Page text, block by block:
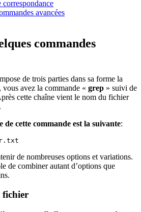
avancées
commandes
de trois parties dans sa forme la
avez la commande « grep » suivi de
cette chaîne vient le nom du fichier
de cette commande est la suivante:
de nombreuses options et variations.
de combiner autant d’options que
fichier